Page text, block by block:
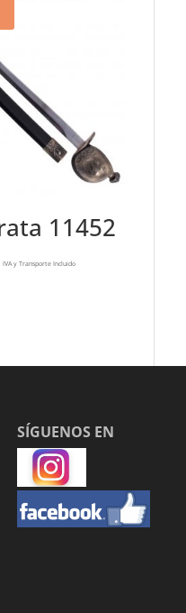
11452
IVA y Transporte Incluido
SÍGUENOS EN